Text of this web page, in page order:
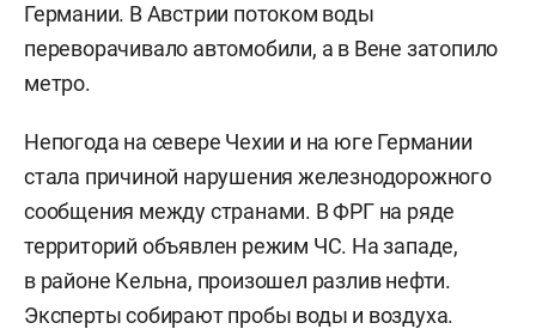
Германии. В Австрии потоком воды
переворачивало автомобили, а в Вене затопило
метро.
Непогода на севере Чехии и на юге Германии
стала причиной нарушения железнодорожного
сообщения между странами. В ФРГ на ряде
территорий объявлен режим ЧС. На западе,
в районе Кельна, произошел разлив нефти.
Эксперты собирают пробы воды и воздуха.